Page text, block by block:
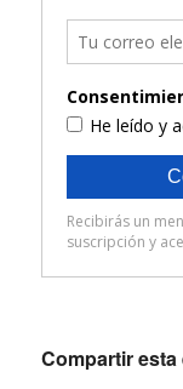
Compartir esta